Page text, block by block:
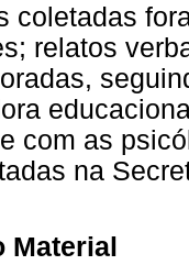
coletadas
relatos
com as
na
Material